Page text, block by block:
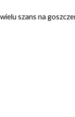
szans na